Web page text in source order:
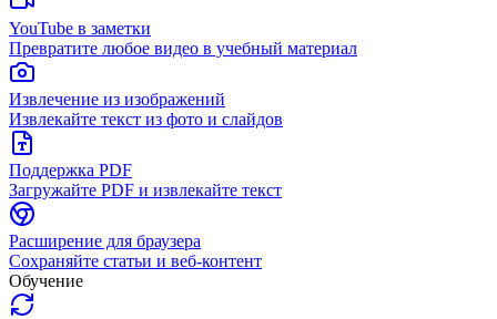
YouTube в заметки
Превратите любое видео в учебный материал
Извлечение из изображений
Извлекайте текст из фото и слайдов
Поддержка PDF
Загружайте PDF и извлекайте текст
Расширение для браузера
Сохраняйте статьи и веб-контент
Обучение